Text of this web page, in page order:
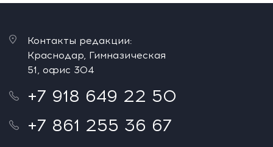
Контакты редакции:
Краснодар, Гимназическая
51, офис 304
+7 918 649 22 50
+7 861 255 36 67